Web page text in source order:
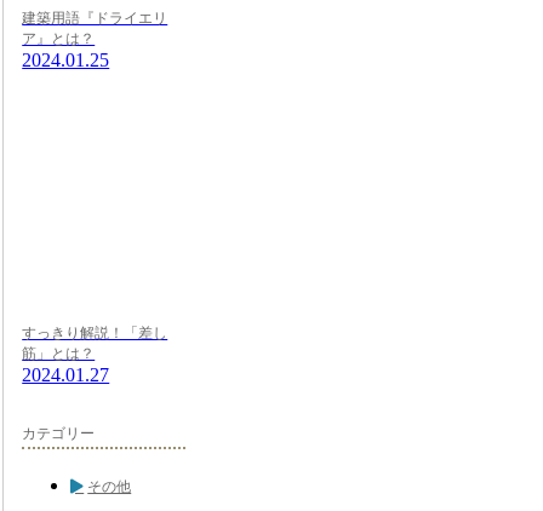
建築用語『ドライエリ
ア』とは？
2024.01.25
すっきり解説！「差し
筋」とは？
2024.01.27
カテゴリー
その他